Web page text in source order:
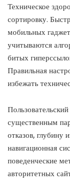
Техническое
сортировку.
мобильных
учитываются
битых
Правильная
избежать
существенным
отказов, глубину
навигационная
поведенческие
авторитетных